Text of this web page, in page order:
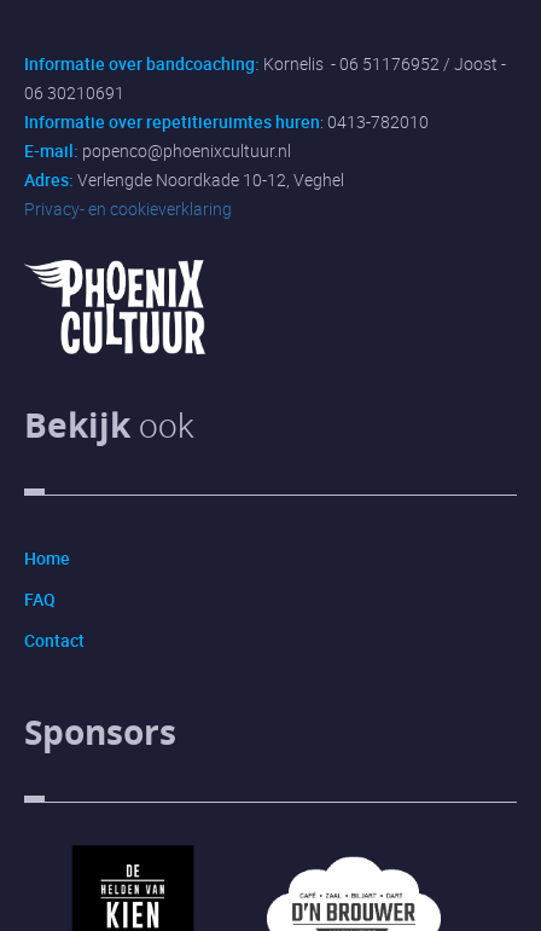
Informatie over bandcoaching: Kornelis - 06 51176952 / Joost -
06 30210691
Informatie over repetitieruimtes huren: 0413-782010
E-mail: popenco@phoenixcultuur.nl
Adres: Verlengde Noordkade 10-12, Veghel
Privacy- en cookieverklaring
Bekijk ook
Home
FAQ
Contact
Sponsors